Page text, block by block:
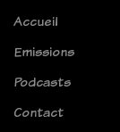
Accueil
Emissions
Podcasts
Contact